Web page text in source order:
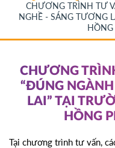
CHƯƠNG TRÌNH TƯ
NGHỀ - SÁNG TƯƠNG
CHƯƠNG
“ĐÚNG
LAI” TẠI
HỒNG
Tại chương trình tư vấn,